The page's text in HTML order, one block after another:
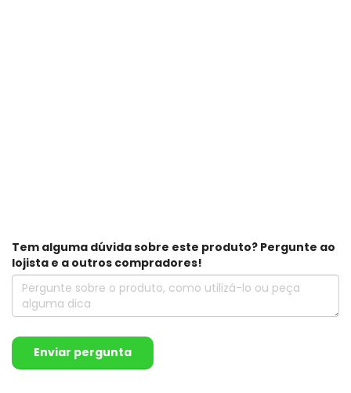
Tem alguma dúvida sobre este produto? Pergunte ao
lojista e a outros compradores!
Enviar pergunta